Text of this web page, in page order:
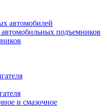
автомобилей
подъемников
и смазочное